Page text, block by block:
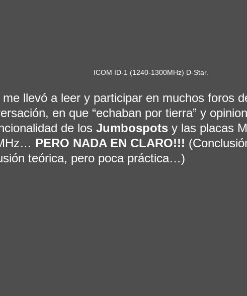
ICOM ID-1 (1240-1300MHz) D-Star.
me llevó a leer y participar en muchos foros
en que “echaban por tierra” y
de los Jumbospots y las placas
PERO NADA EN CLARO!!!
teórica, pero poca práctica…)